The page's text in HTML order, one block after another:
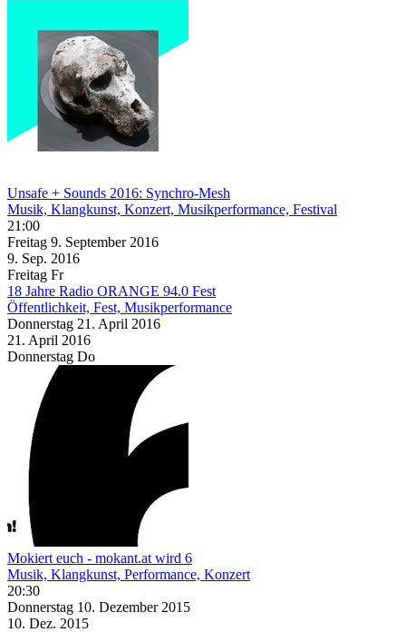
Unsafe + Sounds 2016: Synchro-Mesh
Musik, Klangkunst, Konzert, Musikperformance, Festival
21:00
Freitag 9. September 2016
9. Sep. 2016
Freitag Fr
18 Jahre Radio ORANGE 94.0 Fest
Öffentlichkeit, Fest, Musikperformance
Donnerstag 21. April 2016
21. April 2016
Donnerstag Do
Mokiert euch - mokant.at wird 6
Musik, Klangkunst, Performance, Konzert
20:30
Donnerstag 10. Dezember 2015
10. Dez. 2015